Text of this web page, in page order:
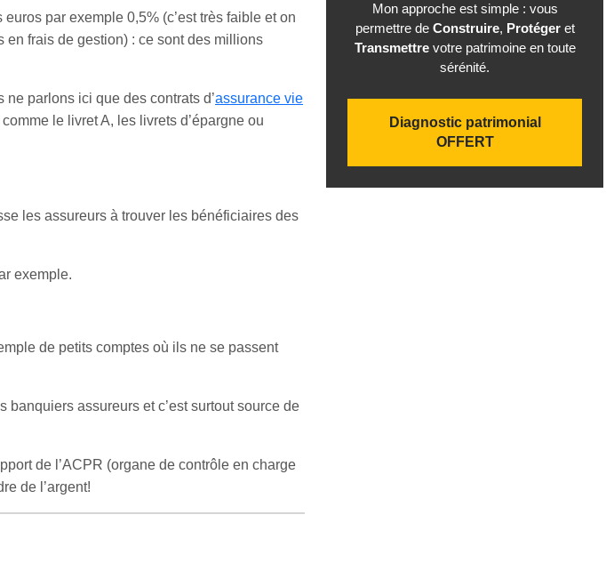
euros par exemple 0,5% (c’est très faible et on
frais de gestion) : ce sont des millions
parlons ici que des contrats d’assurance vie
le livret A, les livrets d’épargne ou
les assureurs à trouver les bénéficiaires des
exemple.
de petits comptes où ils ne se passent
banquiers assureurs et c’est surtout source de
de l’ACPR (organe de contrôle en charge
de l’argent!
Mon approche est simple : vous
permettre de Construire, Protégeret
Transmettrevotre patrimoine en toute
sérénité.
Diagnostic patrimonial
OFFERT